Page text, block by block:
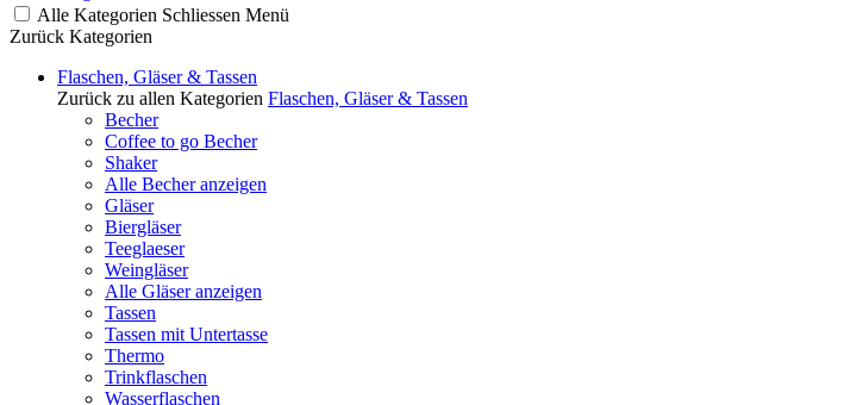
Alle Kategorien Schliessen Menü
Zurück Kategorien
Flaschen, Gläser & Tassen
Zurück zu allen Kategorien Flaschen, Gläser & Tassen
Becher
Coffee to go Becher
Shaker
Alle Becher anzeigen
Gläser
Biergläser
Teeglaeser
Weingläser
Alle Gläser anzeigen
Tassen
Tassen mit Untertasse
Thermo
Trinkflaschen
Wasserflaschen